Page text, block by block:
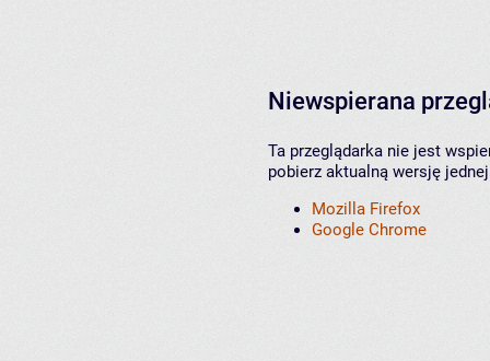
Niewspierana
Ta przeglądarka nie jest
pobierz aktualną wersję
Mozilla Firefox
Google Chrome